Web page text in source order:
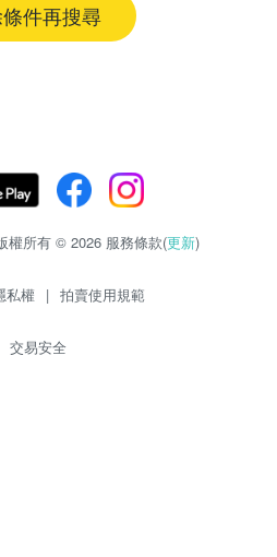
件再搜尋
權所有 © 2026 服務條款(更新)
私權 | 拍賣使用規範
交易安全